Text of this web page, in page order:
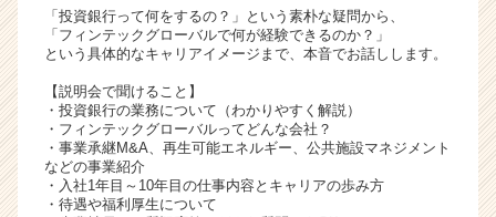
業
か
ス
カ
ウ
が
「投資銀行って何をするの？」という素朴な疑問から、
「フィンテックグローバルで何が経験できるのか？」
という具体的なキャリアイメージまで、本音でお話しします。
【説明会で聞けること】
・投資銀行の業務について（わかりやすく解説）
・フィンテックグローバルってどんな会社？
・事業承継M&A、再生可能エネルギー、公共施設マネジメント
などの事業紹介
・入社1年目～10年目の仕事内容とキャリアの歩み方
・待遇や福利厚生について